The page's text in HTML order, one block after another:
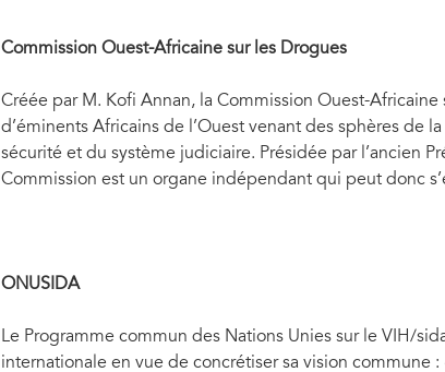
Commission Ouest-Africaine sur les Drogues
Créée par M. Kofi Annan, la Commission Ouest-
d’éminents Africains de l’Ouest venant des sphères de
sécurité et du système judiciaire. Présidée par l’ancien
Commission est un organe indépendant qui peut donc
ONUSIDA
Le Programme commun des Nations Unies sur le VIH/
internationale en vue de concrétiser sa vision commune